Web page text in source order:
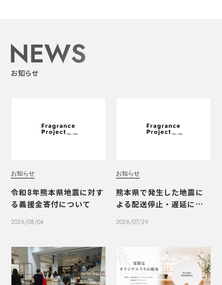
お知らせ
お知らせ
令和8年熊本県地震に対す
る義援金寄付について
2026/08/04
お知らせ
熊本県で発生した地震に
よる配送停止・遅延につ
2026/07/29